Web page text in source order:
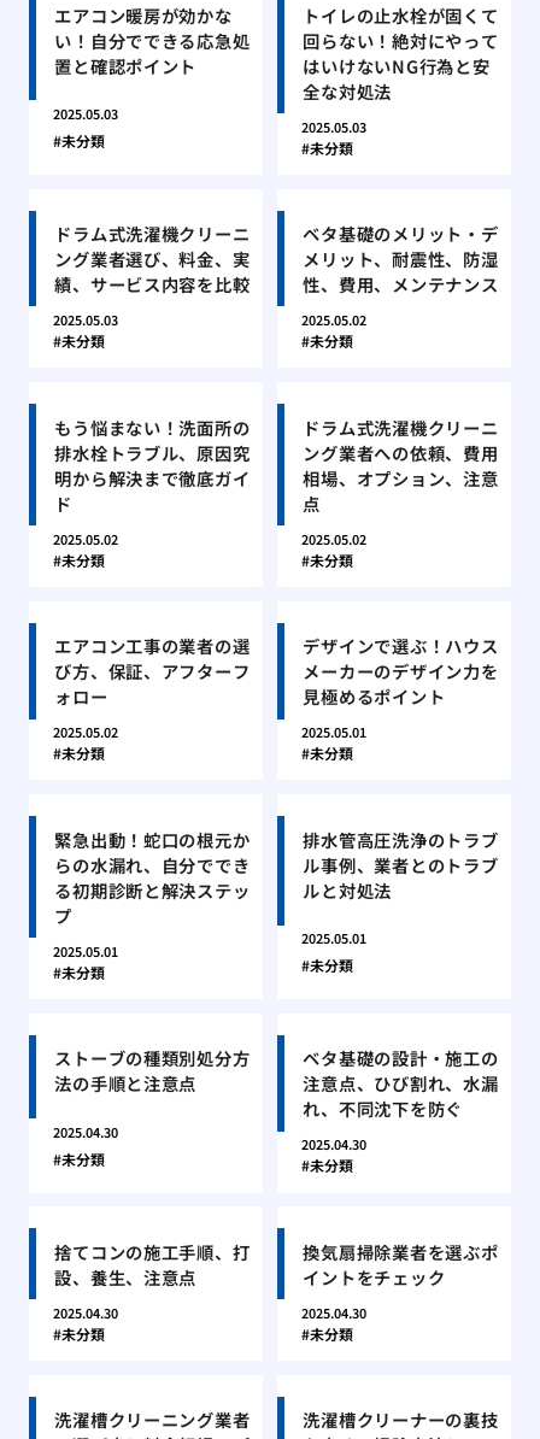
エアコン暖房が効かな
い！自分でできる応急処
置と確認ポイント
2025.05.03
未分類
トイレの止水栓が固くて
回らない！絶対にやって
はいけないNG行為と安
全な対処法
2025.05.03
未分類
ドラム式洗濯機クリーニ
ング業者選び、料金、実
績、サービス内容を比較
2025.05.03
未分類
ベタ基礎のメリット・デ
メリット、耐震性、防湿
性、費用、メンテナンス
2025.05.02
未分類
もう悩まない！洗面所の
排水栓トラブル、原因究
明から解決まで徹底ガイ
ド
2025.05.02
未分類
ドラム式洗濯機クリーニ
ング業者への依頼、費用
相場、オプション、注意
点
2025.05.02
未分類
エアコン工事の業者の選
び方、保証、アフターフ
ォロー
2025.05.02
未分類
デザインで選ぶ！ハウス
メーカーのデザイン力を
見極めるポイント
2025.05.01
未分類
緊急出動！蛇口の根元か
らの水漏れ、自分ででき
る初期診断と解決ステッ
プ
2025.05.01
未分類
排水管高圧洗浄のトラブ
ル事例、業者とのトラブ
ルと対処法
2025.05.01
未分類
ストーブの種類別処分方
法の手順と注意点
2025.04.30
未分類
ベタ基礎の設計・施工の
注意点、ひび割れ、水漏
れ、不同沈下を防ぐ
2025.04.30
未分類
捨てコンの施工手順、打
設、養生、注意点
2025.04.30
未分類
換気扇掃除業者を選ぶポ
イントをチェック
2025.04.30
未分類
洗濯槽クリーニング業者
洗濯槽クリーナーの裏技